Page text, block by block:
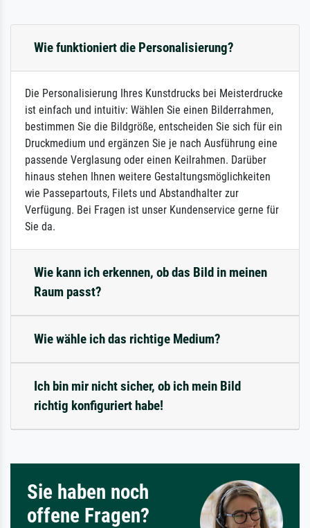
Wie funktioniert die Personalisierung?
Die Personalisierung Ihres Kunstdrucks bei Meisterdrucke
ist einfach und intuitiv: Wählen Sie einen Bilderrahmen,
bestimmen Sie die Bildgröße, entscheiden Sie sich für ein
Druckmedium und ergänzen Sie je nach Ausführung eine
passende Verglasung oder einen Keilrahmen. Darüber
hinaus stehen Ihnen weitere Gestaltungsmöglichkeiten
wie Passepartouts, Filets und Abstandhalter zur
Verfügung. Bei Fragen ist unser Kundenservice gerne für
Sie da.
Wie kann ich erkennen, ob das Bild in meinen
Raum passt?
Wie wähle ich das richtige Medium?
Ich bin mir nicht sicher, ob ich mein Bild
richtig konfiguriert habe!
Sie haben noch
offene Fragen?